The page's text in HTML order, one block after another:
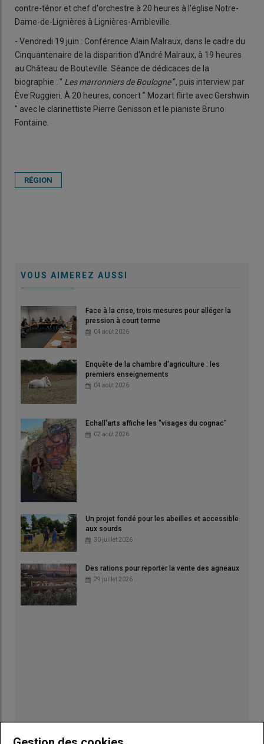
contre-ténor et chef d'orchestre à 20 heures à l'église Notre-
Dame-de-Lignières à Lignières-Ambleville.
- Vendredi 19 juin : Conférence Alain Malraux, dans le cadre du
Cinquantenaire de la disparition d'André Malraux, à 19 heures
au Château de Bouteville. Séance de dédicaces de la
biographie : " Les marronniers de Boulogne", puis interview par
Ève Ruggieri. À 20 heures, concert " Mozart flirte avec Gershwin
" avec le clarinettiste Pierre Genisson et le pianiste Bruno
Fontaine.
RÉGION
VOUS AIMEREZ AUSSI
Face à la crise, trois mesures pour alléger la
pression à court terme
04 août 2026
Enquête de la chambre d'agriculture : les
premiers enseignements
04 août 2026
Echall'arts affiche les "visages du cognac"
02 août 2026
Un projet fondé pour les abeilles et accessible
aux sourds
30 juillet 2026
Des rations pour reporter la vente des agneaux
29 juillet 2026